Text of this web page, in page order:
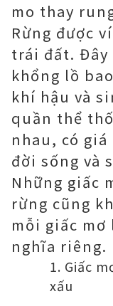
mo thay
Rừng được
trái đất. Đây
khổng lồ
khí hậu và
quần thể
nhau, có
đời sống và
Những giấc
rừng cũng
mỗi giấc mơ
nghĩa riêng.
Giấc
xấu